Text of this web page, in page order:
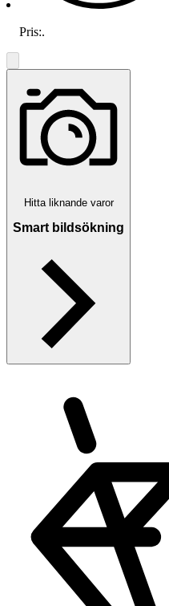
Pris:.
Hitta liknande varor
Smart bildsökning